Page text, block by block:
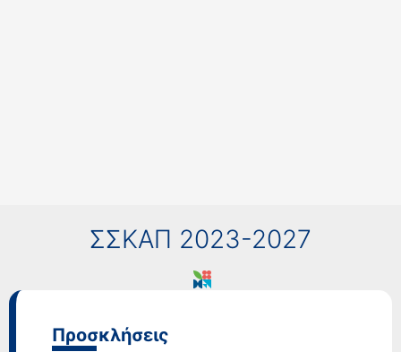
ΣΣΚΑΠ 2023-2027
Προσκλήσεις